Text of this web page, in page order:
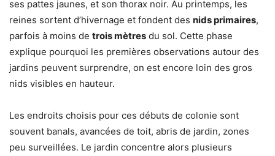
ses pattes jaunes, et son thorax noir. Au printemps, les
reines sortent d’hivernage et fondent des nids primaires,
parfois à moins de trois mètres du sol. Cette phase
explique pourquoi les premières observations autour des
jardins peuvent surprendre, on est encore loin des gros
nids visibles en hauteur.
Les endroits choisis pour ces débuts de colonie sont
souvent banals, avancées de toit, abris de jardin, zones
peu surveillées. Le jardin concentre alors plusieurs